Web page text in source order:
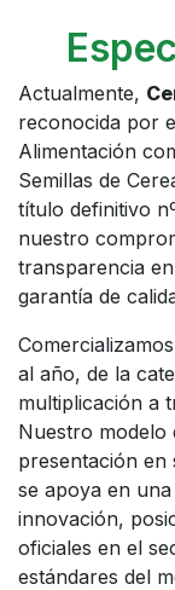
Actualmente,
reconocida por
Alimentación
Semillas de
título definitivo
nuestro
transparencia
garantía de
al año, de la
multiplicación a
Nuestro modelo
presentación en
se apoya en
innovación,
oficiales en el
estándares del